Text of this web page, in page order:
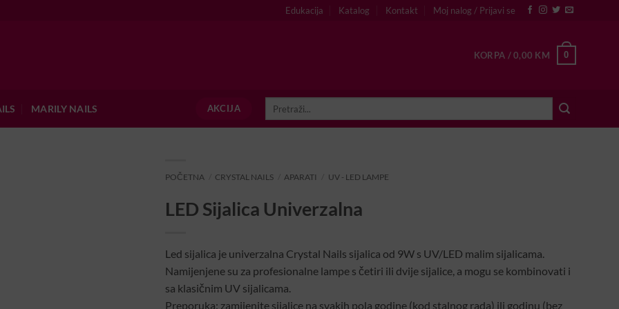
Edukacija Katalog Kontakt Moj nalog / Prijavi se
KORPA /0,00 KM 0
MARILY NAILS AKCIJA
POČETNA CRYSTAL NAILS APARATI UV - LED LAMPE
LED Sijalica Univerzalna
Led sijalica je univerzalna Crystal Nails sijalica od 9W s UV/LED malim sijalicama.
Namijenjene su za profesionalne lampe s četiri ili dvije sijalice, a mogu se kombinovati i
sa klasičnim UV sijalicama.
Preporuka: zamijenite sijalice na svakih pola godine (kod stalnog rada) ili godinu (bez